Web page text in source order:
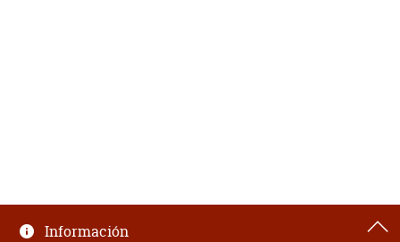
Información